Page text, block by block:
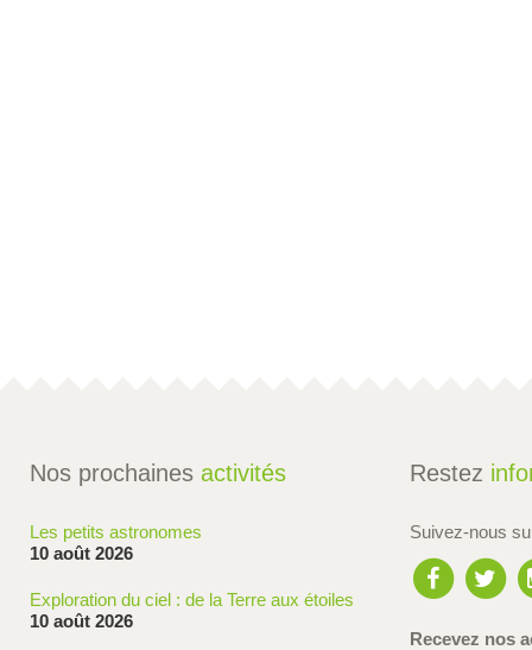
Nos prochaines activités
Les petits astronomes
10 août 2026
Exploration du ciel : de la Terre aux étoiles
10 août 2026
Restez
Suivez-nous
Recevez nos